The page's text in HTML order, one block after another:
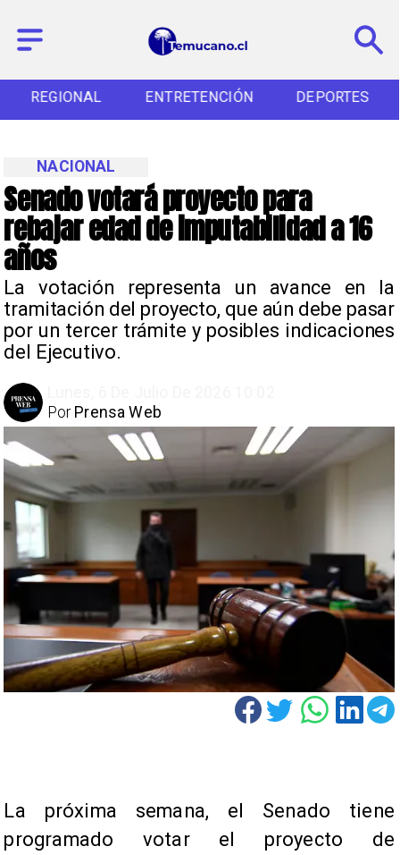
REGIONAL ENTRETENCIÓN DEPORTES
Senado votará proyecto para
rebajar edad de imputabilidad a 16
años
La votación representa un avance en la
tramitación del proyecto, que aún debe pasar
por un tercer trámite y posibles indicaciones
del Ejecutivo.
NACIONAL
Prensa Web
Por
La próxima semana, el Senado tiene
programado votar el proyecto de